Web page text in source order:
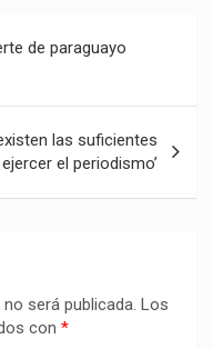
de paraguayo
las suficientes
el periodismo’
será publicada. Los
con *